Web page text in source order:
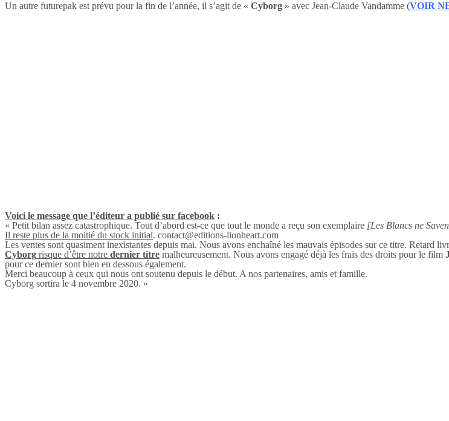
Un autre futurepak est prévu pour la fin de l’année, il s’agit de « Cyborg » avec Jean-Claude Vandamme (VOIR
Voici le message que l’éditeur a publié sur facebook :
« Petit bilan assez catastrophique. Tout d’abord est-ce que tout le monde a reçu son exemplaire [Les Blancs ne
Il reste plus de la moitié du stock initial. contact@editions-lionheart.com
Les ventes sont quasiment inexistantes depuis mai. Nous avons enchaîné les mauvais épisodes sur ce titre. Retard
Cyborg risque d’être notre dernier titre malheureusement. Nous avons engagé déjà les frais des droits pour le film
pour ce dernier sont bien en dessous également.
Merci beaucoup à ceux qui nous ont soutenu depuis le début. A nos partenaires, amis et famille.
Cyborg sortira le 4 novembre 2020. »